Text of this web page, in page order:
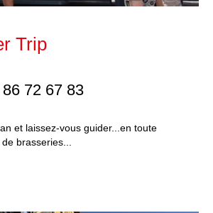
Trip
72 67 83
et laissez-vous guider...en toute
brasseries...